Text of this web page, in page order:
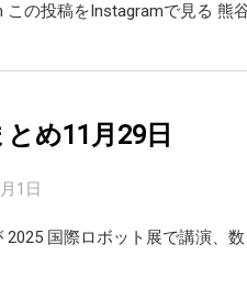
この投稿をInstagramで見る 熊
とめ11月29日
1日
2025 国際ロボット展で講演、